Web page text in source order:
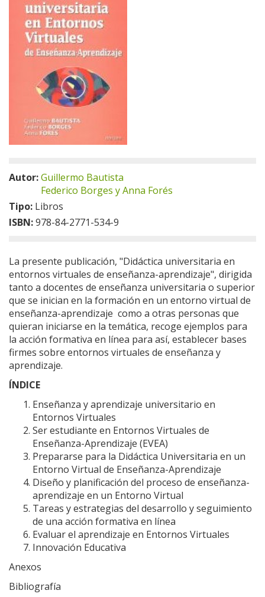
Autor:Guillermo Bautista
Federico Borges y Anna Forés
Tipo: Libros
ISBN:978-84-2771-534-9
La presente publicación, "Didáctica universitaria en
entornos virtuales de enseñanza-aprendizaje", dirigida
tanto a docentes de enseñanza universitaria o superior
que se inician en la formación en un entorno virtual de
enseñanza-aprendizaje como a otras personas que
quieran iniciarse en la temática, recoge ejemplos para
la acción formativa en línea para así, establecer bases
firmes sobre entornos virtuales de enseñanza y
aprendizaje.
ÍNDICE
Enseñanza y aprendizaje universitario en
Entornos Virtuales
Ser estudiante en Entornos Virtuales de
Enseñanza-Aprendizaje (EVEA)
Prepararse para la Didáctica Universitaria en un
Entorno Virtual de Enseñanza-Aprendizaje
Diseño y planificación del proceso de enseñanza-
aprendizaje en un Entorno Virtual
Tareas y estrategias del desarrollo y seguimiento
de una acción formativa en línea
Evaluar el aprendizaje en Entornos Virtuales
Innovación Educativa
Anexos
Bibliografía